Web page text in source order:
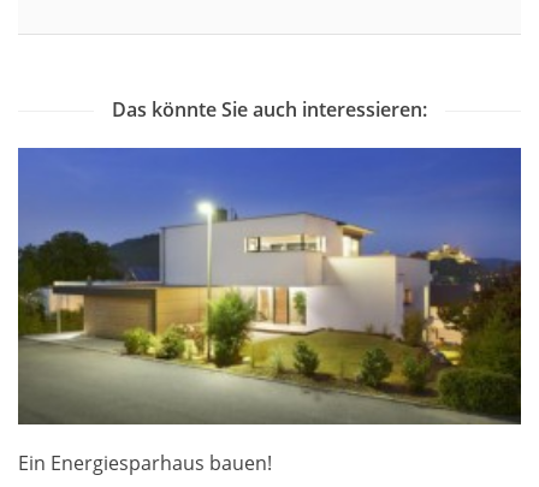
Das könnte Sie auch interessieren:
Ein Energiesparhaus bauen!